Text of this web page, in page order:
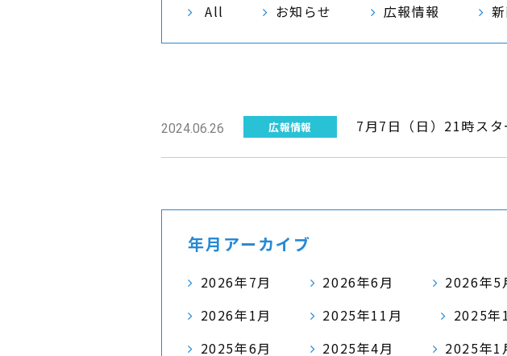
All お知らせ 広報情報
2024.06.26 広報情報 7月7日（日）21時ス
年月アーカイブ
2026年7月 2026年6月 2026年5
2026年1月
2025年11月 2025年
2025年6月
2025年4月 2025年1